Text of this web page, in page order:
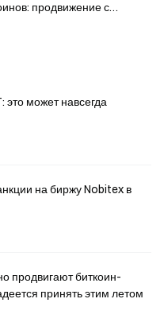
продвижение с
может навсегда
на биржу Nobitex в
продвигают биткоин-
принять этим летом